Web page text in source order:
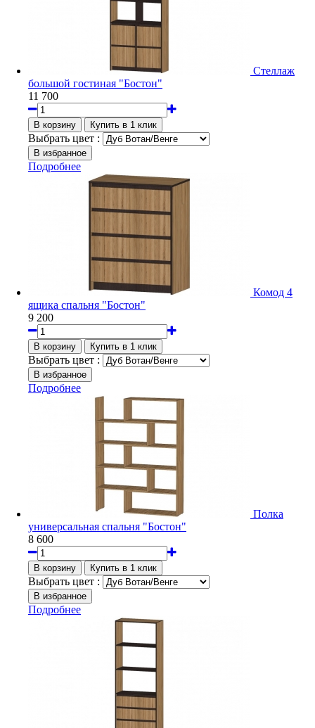
Стеллаж
большой гостиная "Бостон"
11 700
Выбрать цвет :
Подробнее
Комод 4
ящика спальня "Бостон"
9 200
Выбрать цвет :
Подробнее
Полка
универсальная спальня "Бостон"
8 600
Выбрать цвет :
Подробнее